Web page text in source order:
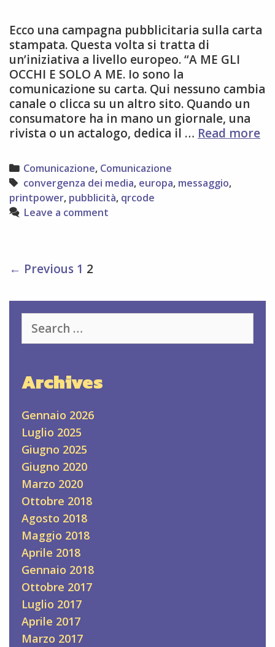
Ecco una campagna pubblicitaria sulla carta
stampata. Questa volta si tratta di
un’iniziativa a livello europeo. “A ME GLI
OCCHI E SOLO A ME. Io sono la
comunicazione su carta. Qui nessuno cambia
canale o clicca su un altro sito. Quando un
consumatore ha in mano un giornale, una
rivista o un actalogo, dedica il … Read moreIL
Categories
Comunicazione, Comunicazione
Tags
convergenza dei media, europa, messaggio,
printpower, pubblicità, qrcode
Leave a comment
Post
← Previous 1 2
for:
Archives
Gennaio 2026
Luglio 2025
Giugno 2025
Giugno 2020
Marzo 2020
Ottobre 2018
Agosto 2018
Maggio 2018
Aprile 2018
Gennaio 2018
Ottobre 2017
Luglio 2017
Aprile 2017
Marzo 2017